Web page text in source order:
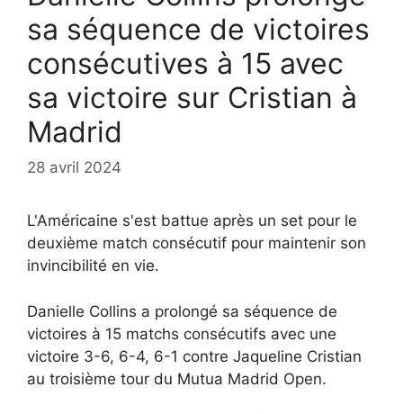
sa séquence de victoires
consécutives à 15 avec
sa victoire sur Cristian à
Madrid
28 avril 2024
L'Américaine s'est battue après un set pour le
deuxième match consécutif pour maintenir son
invincibilité en vie.
Danielle Collins a prolongé sa séquence de
victoires à 15 matchs consécutifs avec une
victoire 3-6, 6-4, 6-1 contre Jaqueline Cristian
au troisième tour du Mutua Madrid Open.